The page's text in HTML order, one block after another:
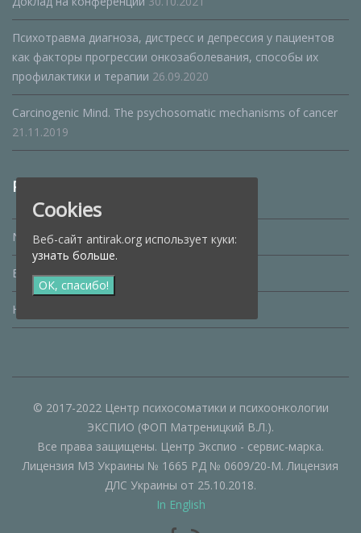
Психотравма диагноза, дистресс и депрессия у пациентов
как факторы прогрессии онкозаболевания, способы их
профилактики и терапии 26.09.2020
Carcinogenic Mind. The psychosomatic mechanisms of cancer
21.11.2019
Рубрики
No category
Блог
Новости
© 2017-2022 Центр психосоматики и психоонкологии
ЭКСПИО (ФОП Матреницкий В.Л.).
Все права защищены. Центр Экспио - сервис-марка.
Лицензия МЗ Украины № 1665 РД № 0609/20-М. Лицензия
ДЛС Украины от 25.10.2018.
In English
Cookies
Веб-сайт antirak.org использует куки:
узнать больше.
ОК, спасибо!